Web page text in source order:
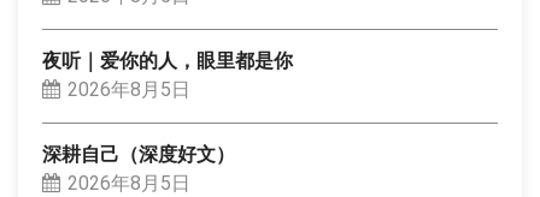
夜听｜爱你的人，眼里都是你
2026年8月5日
深耕自己（深度好文）
2026年8月5日